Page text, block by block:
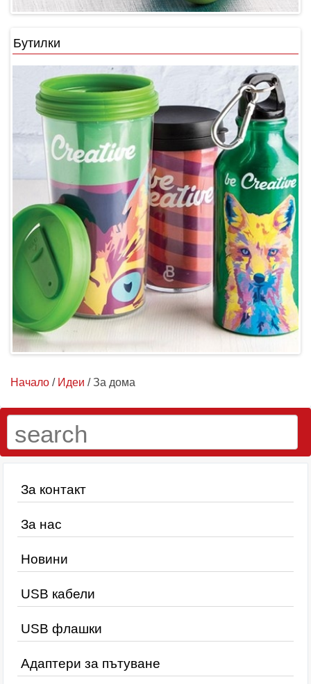
Бутилки
Начало / Идеи / За дома
За контакт
За нас
Новини
USB кабели
USB флашки
Адаптери за пътуване